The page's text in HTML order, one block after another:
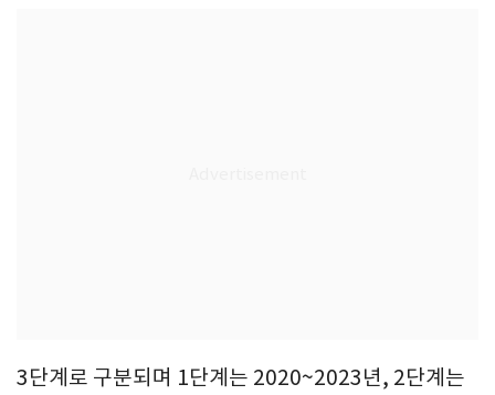
3단계로 구분되며 1단계는 2020~2023년, 2단계는